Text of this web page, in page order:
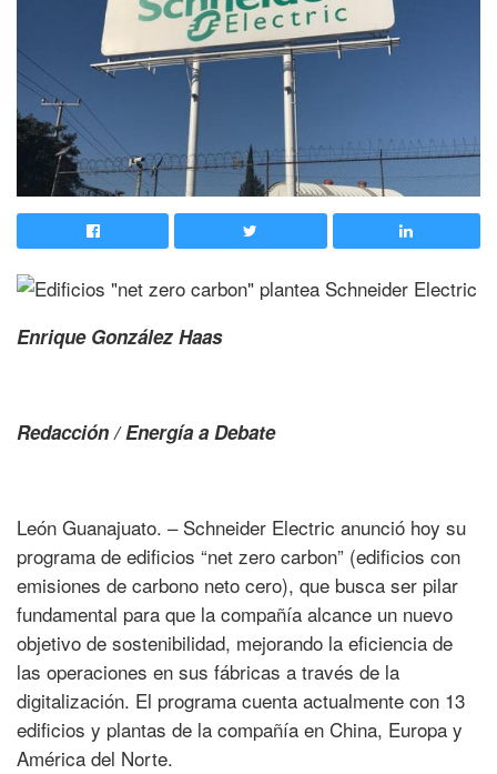
Enrique González Haas
Redacción / Energía a Debate
León Guanajuato. – Schneider Electric anunció hoy su
programa de edificios “net zero carbon” (edificios con
emisiones de carbono neto cero), que busca ser pilar
fundamental para que la compañía alcance un nuevo
objetivo de sostenibilidad, mejorando la eficiencia de
las operaciones en sus fábricas a través de la
digitalización. El programa cuenta actualmente con 13
edificios y plantas de la compañía en China, Europa y
América del Norte.